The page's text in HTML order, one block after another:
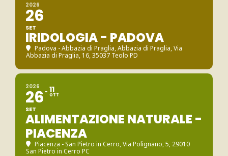
2026
26
SET
IRIDOLOGIA - PADOVA
Padova - Abbazia di Praglia, Abbazia di Praglia, Via
Abbazia di Praglia, 16, 35037 Teolo PD
2026
26
SET
11
OTT
ALIMENTAZIONE NATURALE -
PIACENZA
Piacenza - San Pietro in Cerro, Via Polignano, 5, 29010
San Pietro in Cerro PC